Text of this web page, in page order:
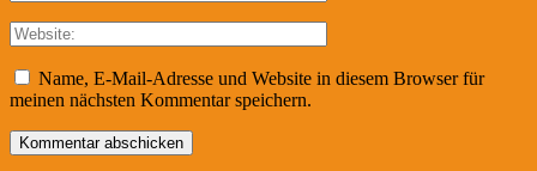
Name, E-Mail-Adresse und Website in diesem Browser für
meinen nächsten Kommentar speichern.